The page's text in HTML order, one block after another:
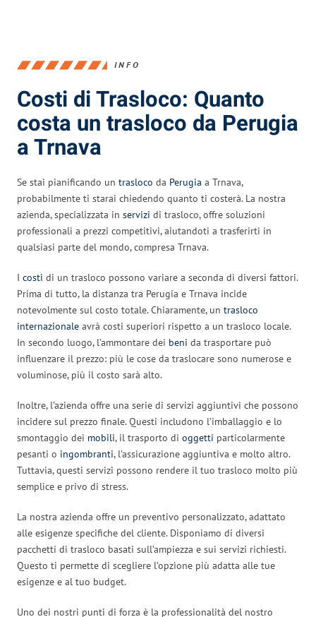
INFO
Costi di Trasloco: Quanto
costa un trasloco da Perugia
a Trnava
Se stai pianificando un trasloco da Perugia a Trnava,
probabilmente ti starai chiedendo quanto ti costerà. La nostra
azienda, specializzata in servizi di trasloco, offre soluzioni
professionali a prezzi competitivi, aiutandoti a trasferirti in
qualsiasi parte del mondo, compresa Trnava.
I costi di un trasloco possono variare a seconda di diversi fattori.
Prima di tutto, la distanza tra Perugia e Trnava incide
notevolmente sul costo totale. Chiaramente, un trasloco
internazionale avrà costi superiori rispetto a un trasloco locale.
In secondo luogo, l’ammontare dei beni da trasportare può
influenzare il prezzo: più le cose da traslocare sono numerose e
voluminose, più il costo sarà alto.
Inoltre, l’azienda offre una serie di servizi aggiuntivi che possono
incidere sul prezzo finale. Questi includono l’imballaggio e lo
smontaggio dei mobili, il trasporto di oggetti particolarmente
pesanti o ingombranti, l’assicurazione aggiuntiva e molto altro.
Tuttavia, questi servizi possono rendere il tuo trasloco molto più
semplice e privo di stress.
La nostra azienda offre un preventivo personalizzato, adattato
alle esigenze specifiche del cliente. Disponiamo di diversi
pacchetti di trasloco basati sull’ampiezza e sui servizi richiesti.
Questo ti permette di scegliere l’opzione più adatta alle tue
esigenze e al tuo budget.
Uno dei nostri punti di forza è la professionalità del nostro